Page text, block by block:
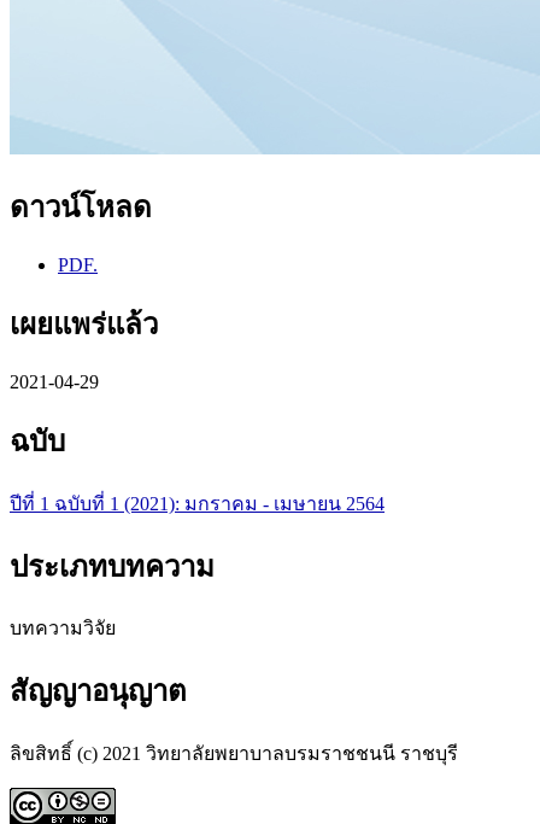
ดาวน์โหลด
PDF.
เผยแพร่แล้ว
2021-04-29
ฉบับ
ปีที่ 1 ฉบับที่ 1 (2021): มกราคม - เมษายน 2564
ประเภทบทความ
บทความวิจัย
สัญญาอนุญาต
ลิขสิทธิ์ (c) 2021 วิทยาลัยพยาบาลบรมราชชนนี ราชบุรี